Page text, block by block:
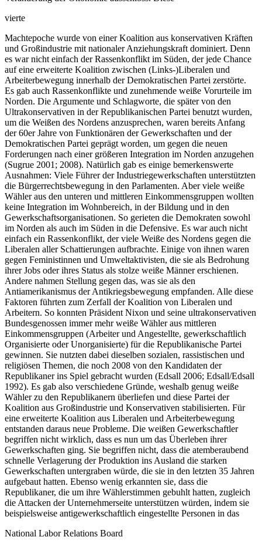
vierte
Machtepoche wurde von einer Koalition aus konservativen Kräften
und Großindustrie mit nationaler Anziehungskraft dominiert. Denn
es war nicht einfach der Rassenkonflikt im Süden, der jede Chance
auf eine erweiterte Koalition zwischen (Links-)Liberalen und
Arbeiterbewegung innerhalb der Demokratischen Partei zerstörte.
Es gab auch Rassenkonflikte und zunehmende weiße Vorurteile im
Norden. Die Argumente und Schlagworte, die später von den
Ultrakonservativen in der Republikanischen Partei benutzt wurden,
um die Weißen des Nordens anzusprechen, waren bereits Anfang
der 60er Jahre von Funktionären der Gewerkschaften und der
Demokratischen Partei geprägt worden, um gegen die neuen
Forderungen nach einer größeren Integration im Norden anzugehen
(Sugrue 2001; 2008). Natürlich gab es einige bemerkenswerte
Ausnahmen: Viele Führer der Industriegewerkschaften unterstützten
die Bürgerrechtsbewegung in den Parlamenten. Aber viele weiße
Wähler aus den unteren und mittleren Einkommensgruppen wollten
keine Integration im Wohnbereich, in der Bildung und in den
Gewerkschaftsorganisationen. So gerieten die Demokraten sowohl
im Norden als auch im Süden in die Defensive. Es war auch nicht
einfach ein Rassenkonflikt, der viele Weiße des Nordens gegen die
Liberalen aller Schattierungen aufbrachte. Einige von ihnen waren
gegen Feministinnen und Umweltaktivisten, die sie als Bedrohung
ihrer Jobs oder ihres Status als stolze weiße Männer erschienen.
Andere nahmen Stellung gegen das, was sie als den
Antiamerikanismus der Antikriegsbewegung empfanden. Alle diese
Faktoren führten zum Zerfall der Koalition von Liberalen und
Arbeitern. So konnten Präsident Nixon und seine ultrakonservativen
Bundesgenossen immer mehr weiße Wähler aus mittleren
Einkommensgruppen (Arbeiter und Angestellte, gewerkschaftlich
Organisierte oder Unorganisierte) für die Republikanische Partei
gewinnen. Sie nutzten dabei dieselben sozialen, rassistischen und
religiösen Themen, die noch 2008 von den Kandidaten der
Republikaner ins Spiel gebracht wurden (Edsall 2006; Edsall/Edsall
1992). Es gab also verschiedene Gründe, weshalb genug weiße
Wähler zu den Republikanern überliefen und diese Partei der
Koalition aus Großindustrie und Konservativen stabilisierten. Für
eine erweiterte Koalition aus Liberalen und Arbeiterbewegung
entstanden daraus neue Probleme. Die weißen Gewerkschaftler
begriffen nicht wirklich, dass es nun um das Überleben ihrer
Gewerkschaften ging. Sie begriffen nicht, dass die atemberaubend
schnelle Verlagerung der Produktion ins Ausland die starken
Gewerkschaften untergraben würde, die sie in den letzten 35 Jahren
aufgebaut hatten. Ebenso wenig erkannten sie, dass die
Republikaner, die um ihre Wählerstimmen gebuhlt hatten, zugleich
die Attacken der Unternehmerseite unterstützen würden, indem sie
beispielsweise antigewerkschaftlich eingestellte Personen in das
National Labor Relations Board